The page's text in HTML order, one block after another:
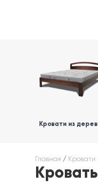
Кровати из
Главная / Кровати